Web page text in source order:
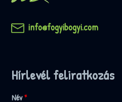
info@fogyibogyi.com
Hírlevél feliratkozás
Név*